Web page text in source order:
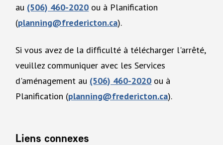
au (506) 460-2020 ou à Planification
(planning@fredericton.ca).
Si vous avez de la difficulté à télécharger l'arrêté,
veuillez communiquer avec les Services
d'aménagement au (506) 460-2020 ou à
Planification (planning@fredericton.ca).
Liens connexes